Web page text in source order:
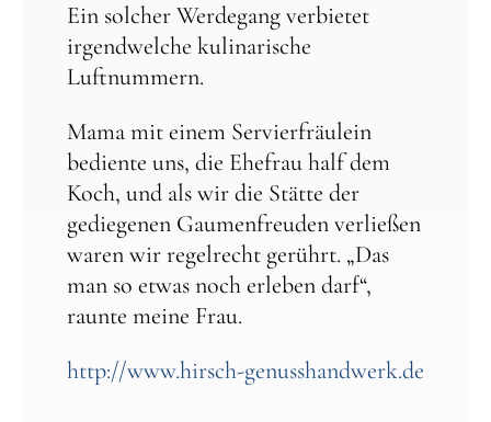
Ein solcher Werdegang verbietet
irgendwelche kulinarische
Luftnummern.
Mama mit einem Servierfräulein
bediente uns, die Ehefrau half dem
Koch, und als wir die Stätte der
gediegenen Gaumenfreuden verließen
waren wir regelrecht gerührt. „Das
man so etwas noch erleben darf“,
raunte meine Frau.
http://www.hirsch-genusshandwerk.de